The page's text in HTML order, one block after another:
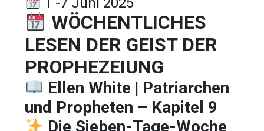
WÖCHENTLICHES
LESEN DER GEIST DER
PROPHEZEIUNG
Ellen White | Patriarchen
und Propheten – Kapitel 9
Die Sieben-Tage-Woche